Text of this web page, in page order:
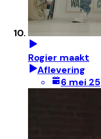
Rogier maakt
Aflevering
6 mei 25